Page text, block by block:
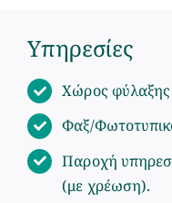
Υπηρεσίες
Χώρος
Φαξ/
Παροχή
(με χρέωση).